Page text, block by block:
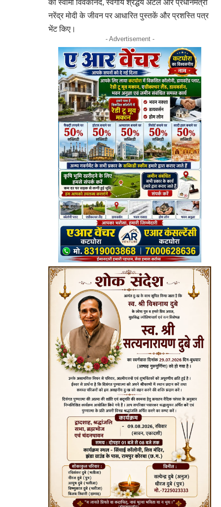
को स्वामी विवेकानंद, स्वर्गीय श्रद्धेय अटल और प्रधानमंत्री
नरेंद्र मोदी के जीवन पर आधारित पुस्तकें और प्रशस्ति पत्र
भेंट किए।
- Advertisement -